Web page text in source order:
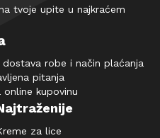
tvoje upite u najkraćem
dostava robe i način plaćanja
pitanja
kupovinu
za lice